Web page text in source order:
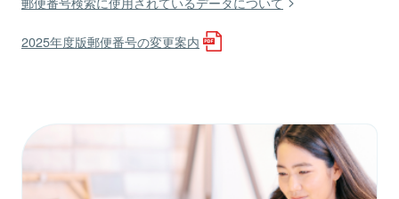
2025年度版郵便番号の変更案内